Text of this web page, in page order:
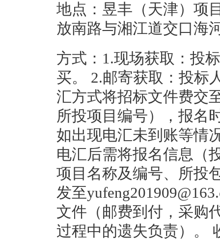
地点：昱丰（天津）项
放南路与湘江道交口海
方式：1.现场获取：投
买。 2.邮寄获取：投标
汇方式将招标文件费交
所投项目编号），报名
如出现电汇未到账等情
电汇后需将报名信息（
项目名称及编号、所投
发至
文件（邮费到付，采购
过程中的遗失负责）。